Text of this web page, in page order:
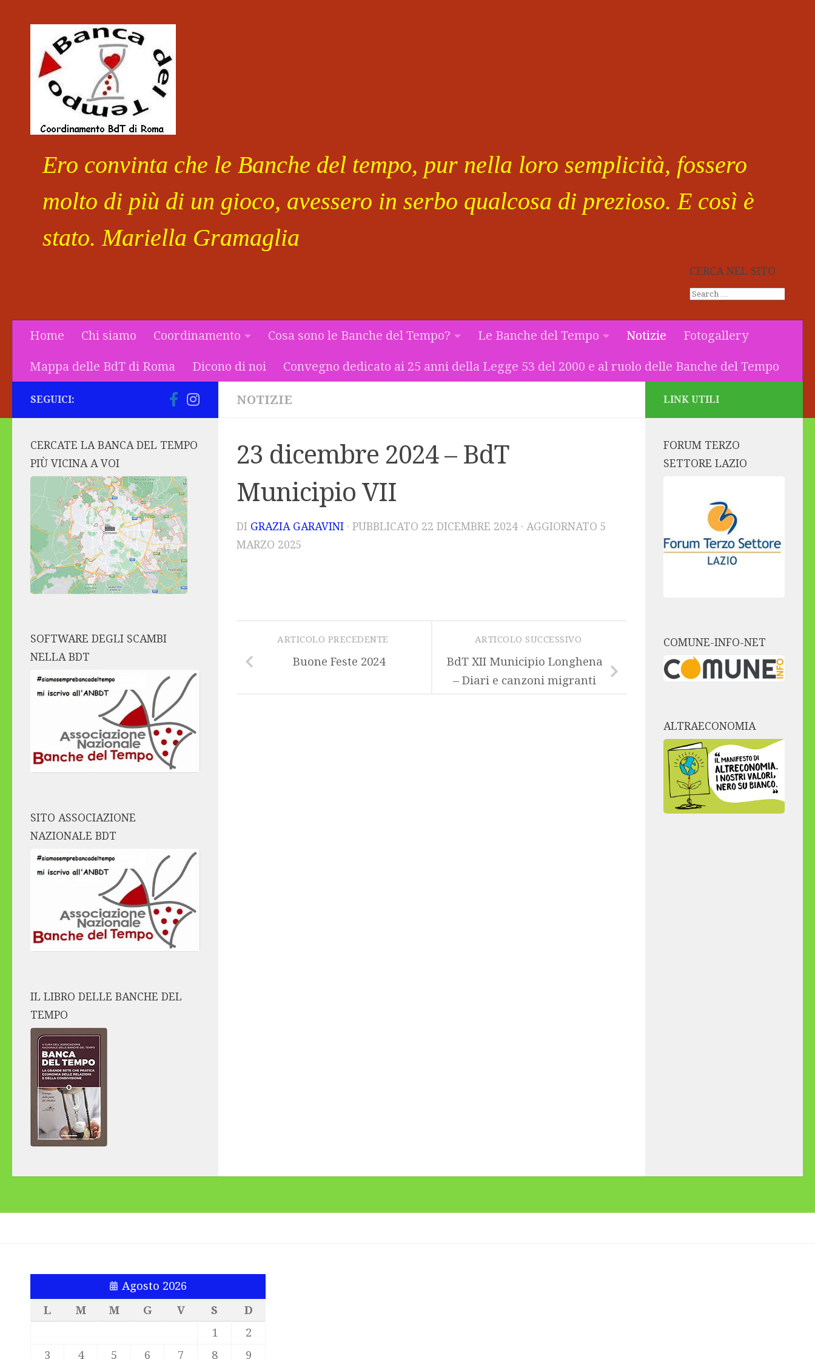
Ero convinta che le Banche del tempo, pur nella loro semplicità, fossero
molto di più di un gioco, avessero in serbo qualcosa di prezioso. E così è
stato. Mariella Gramaglia
CERCA NEL SITO
Home Chi siamo Coordinamento Cosa sono le Banche del Tempo? Le Banche del Tempo Notizie Fotogallery
Mappa delle BdT di Roma Dicono di noi Convegno dedicato ai 25 anni della Legge 53 del 2000 e al ruolo delle Banche del Tempo
NOTIZIE
23 dicembre 2024 – BdT
Municipio VII
DI GRAZIA GARAVINI · PUBBLICATO 22 DICEMBRE 2024 · AGGIORNATO 5
MARZO 2025
ARTICOLO SUCCESSIVO
BdT XII Municipio Longhena
– Diari e canzoni migranti
ARTICOLO PRECEDENTE
Buone Feste 2024
SEGUICI:
CERCATE LA BANCA DEL TEMPO
PIÙ VICINA A VOI
SOFTWARE DEGLI SCAMBI
NELLA BDT
SITO ASSOCIAZIONE
NAZIONALE BDT
IL LIBRO DELLE BANCHE DEL
TEMPO
LINK UTILI
FORUM TERZO
SETTORE LAZIO
COMUNE-INFO-NET
ALTRAECONOMIA
Agosto 2026
L
M M G V S
D
1
2
3
4 5 6 7 8 9